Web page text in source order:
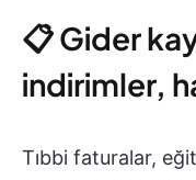
📋 Gider
indirimler,
Tıbbi faturalar,